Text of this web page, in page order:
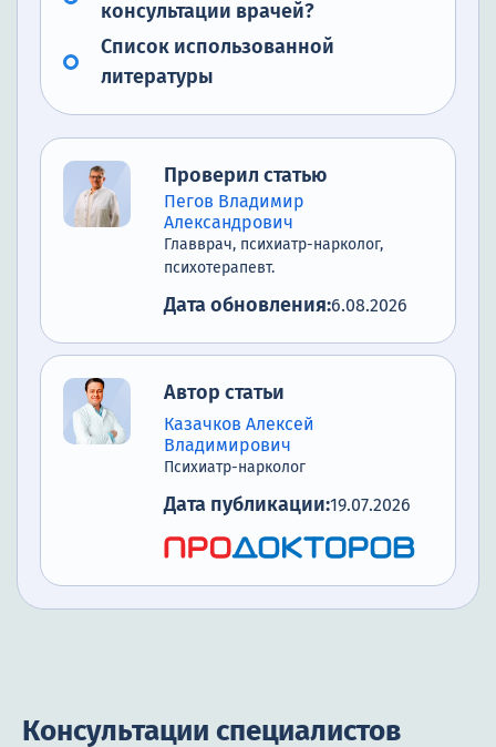
консультации врачей?
Список использованной
литературы
Проверил статью
Пегов Владимир
Александрович
Главврач, психиатр-нарколог,
психотерапевт.
Дата обновления:6.08.2026
Автор статьи
Казачков Алексей
Владимирович
Психиатр-нарколог
Дата публикации:19.07.2026
Консультации специалистов